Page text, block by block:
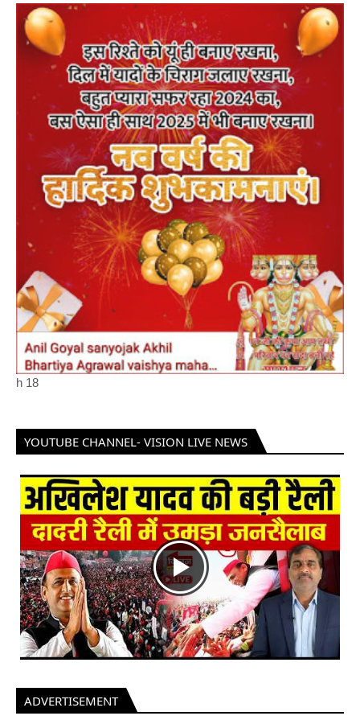
h 18
YOUTUBE CHANNEL- VISION LIVE NEWS
ADVERTISEMENT